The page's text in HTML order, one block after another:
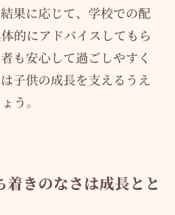
果に応じて、学校での配
的にアドバイスしてもら
も安心して過ごしやすく
子供の成長を支えるうえ
う。
着きのなさは成長とと